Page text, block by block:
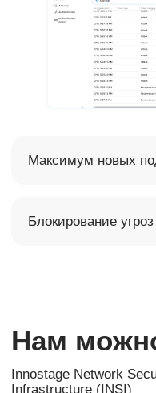
Политика